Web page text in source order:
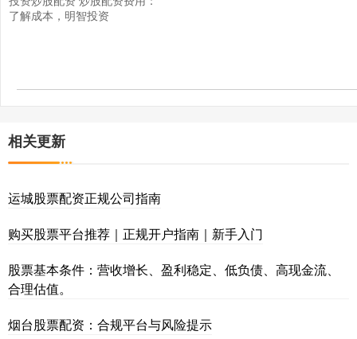
了解成本，明智投资
相关更新
运城股票配资正规公司指南
购买股票平台推荐｜正规开户指南｜新手入门
股票基本条件：营收增长、盈利稳定、低负债、高现金流、
合理估值。
烟台股票配资：合规平台与风险提示